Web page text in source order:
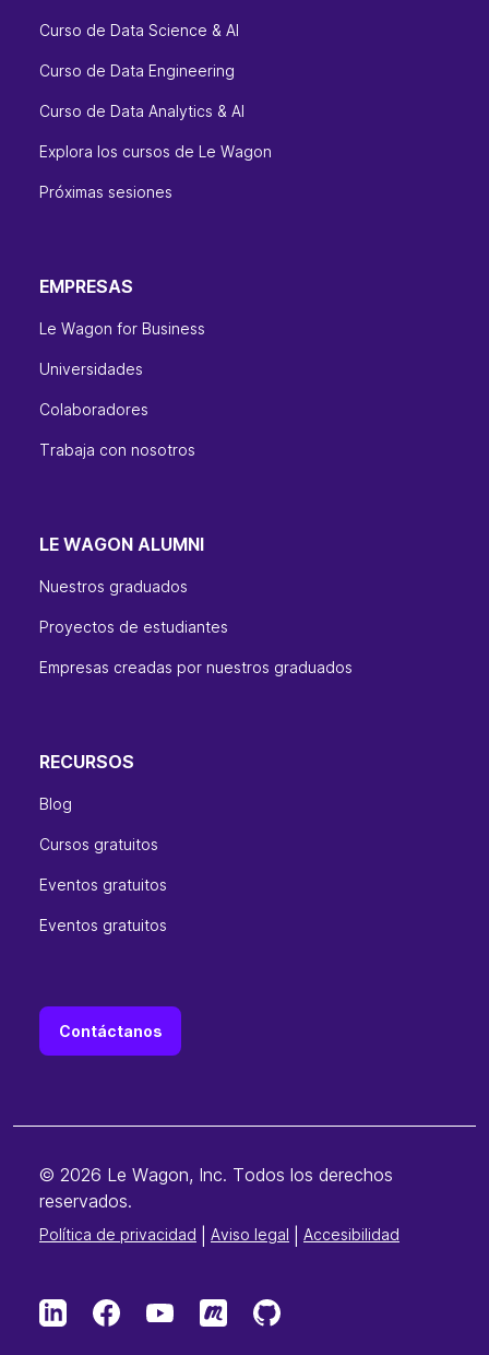
Curso de Data Science & AI
Curso de Data Engineering
Curso de Data Analytics & AI
Explora los cursos de Le Wagon
Próximas sesiones
EMPRESAS
Le Wagon for Business
Universidades
Colaboradores
Trabaja con nosotros
LE WAGON ALUMNI
Nuestros graduados
Proyectos de estudiantes
Empresas creadas por nuestros graduados
RECURSOS
Blog
Cursos gratuitos
Eventos gratuitos
Eventos gratuitos
Contáctanos
© 2026 Le Wagon, Inc. Todos los derechos
reservados.
Política de privacidad Aviso legal Accesibilidad